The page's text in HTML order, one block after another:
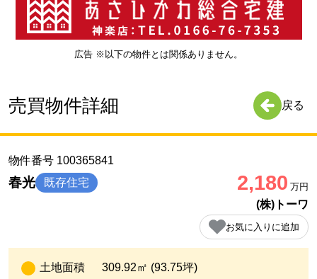
広告 ※以下の物件とは関係ありません。
売買物件詳細 戻る
物件番号 100365841
春光 既存住宅 2,180 万円
(株)トーワ
お気に入りに追加
土地面積
309.92㎡ (93.75坪)